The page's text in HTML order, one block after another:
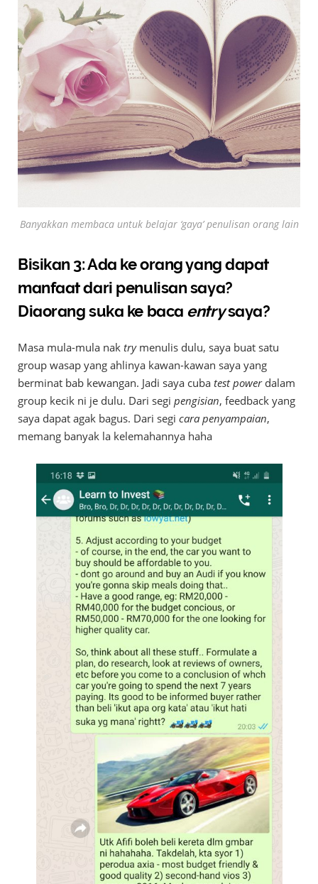
Banyakkan membaca untuk belajar ‘gaya’ penulisan orang lain
Bisikan 3: Ada ke orang yang dapat
manfaat dari penulisan saya?
Diaorang suka ke baca entrysaya?
Masa mula-mula nak trymenulis dulu, saya buat satu
group wasap yang ahlinya kawan-kawan saya yang
berminat bab kewangan. Jadi saya cuba test powerdalam
group kecik ni je dulu. Dari segi pengisian, feedback yang
saya dapat agak bagus. Dari segi cara penyampaian,
memang banyak la kelemahannya haha